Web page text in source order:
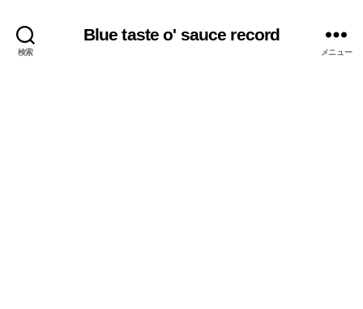
検索
Blue taste o' sauce record
メニュー